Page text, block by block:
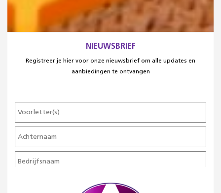
NIEUWSBRIEF
Registreer je hier voor onze nieuwsbrief om alle updates en
aanbiedingen te ontvangen